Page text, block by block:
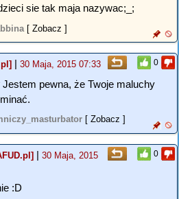
sie tak maja nazywac;_;
[ Zobacz ]
0
| 30 Maja, 2015 07:33
pewna, że Twoje maluchy
[ Zobacz ]
0
| 30 Maja, 2015
:D